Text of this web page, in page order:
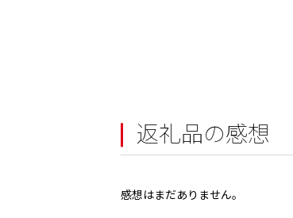
返礼品の感想
感想はまだありません。